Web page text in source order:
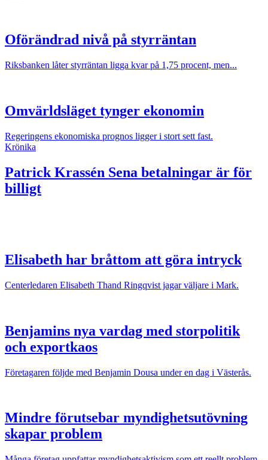
Oförändrad nivå på styrräntan
Riksbanken låter styrräntan ligga kvar på 1,75 procent, men...
Omvärldsläget tynger ekonomin
Regeringens ekonomiska prognos ligger i stort sett fast.
Krönika
Patrick Krassén Sena betalningar är för
billigt
Elisabeth har bråttom att göra intryck
Centerledaren Elisabeth Thand Ringqvist jagar väljare i Mark.
Benjamins nya vardag med storpolitik
och exportkaos
Företagaren följde med Benjamin Dousa under en dag i Västerås.
Mindre förutsebar myndighetsutövning
skapar problem